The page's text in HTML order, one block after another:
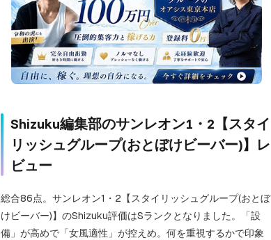
Shizuku編集部のサンレオン1・2【スタイ
リッシュグループ(おとぼけビーバー)】レ
ビュー
総合86点。サンレオン1・2【スタイリッシュグループ(おとぼ
けビーバー)】のShizuku評価はSランクとなりました。「設
備」が高めで「女風適性」が控えめ。何を重視するかで印象